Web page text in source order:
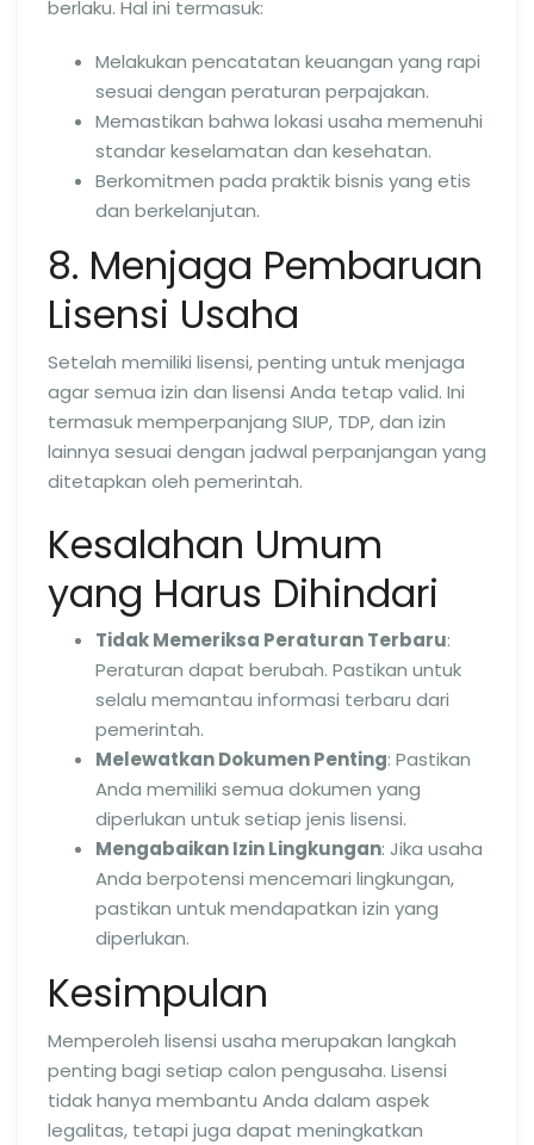
berlaku. Hal ini termasuk:
Melakukan pencatatan keuangan yang rapi
sesuai dengan peraturan perpajakan.
Memastikan bahwa lokasi usaha memenuhi
standar keselamatan dan kesehatan.
Berkomitmen pada praktik bisnis yang etis
dan berkelanjutan.
8. Menjaga Pembaruan
Lisensi Usaha
Setelah memiliki lisensi, penting untuk menjaga
agar semua izin dan lisensi Anda tetap valid. Ini
termasuk memperpanjang SIUP, TDP, dan izin
lainnya sesuai dengan jadwal perpanjangan yang
ditetapkan oleh pemerintah.
Kesalahan Umum
yang Harus Dihindari
Tidak Memeriksa Peraturan Terbaru:
Peraturan dapat berubah. Pastikan untuk
selalu memantau informasi terbaru dari
pemerintah.
Melewatkan Dokumen Penting: Pastikan
Anda memiliki semua dokumen yang
diperlukan untuk setiap jenis lisensi.
Mengabaikan Izin Lingkungan: Jika usaha
Anda berpotensi mencemari lingkungan,
pastikan untuk mendapatkan izin yang
diperlukan.
Kesimpulan
Memperoleh lisensi usaha merupakan langkah
penting bagi setiap calon pengusaha. Lisensi
tidak hanya membantu Anda dalam aspek
legalitas, tetapi juga dapat meningkatkan